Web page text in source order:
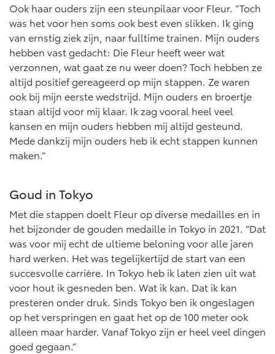
Ook haar ouders zijn een steunpilaar voor Fleur. “Toch
was het voor hen soms ook best even slikken. Ik ging
van ernstig ziek zijn, naar fulltime trainen. Mijn ouders
hebben vast gedacht: Die Fleur heeft weer wat
verzonnen, wat gaat ze nu weer doen? Toch hebben ze
altijd positief gereageerd op mijn stappen. Ze waren
ook bij mijn eerste wedstrijd. Mijn ouders en broertje
staan altijd voor mij klaar. Ik zag vooral heel veel
kansen en mijn ouders hebben mij altijd gesteund.
Mede dankzij mijn ouders heb ik echt stappen kunnen
maken.”
Goud in Tokyo
Met die stappen doelt Fleur op diverse medailles en in
het bijzonder de gouden medaille in Tokyo in 2021. “Dat
was voor mij echt de ultieme beloning voor alle jaren
hard werken. Het was tegelijkertijd de start van een
succesvolle carrière. In Tokyo heb ik laten zien uit wat
voor hout ik gesneden ben. Wat ik kan. Dat ik kan
presteren onder druk. Sinds Tokyo ben ik ongeslagen
op het verspringen en gaat het op de 100 meter ook
alleen maar harder. Vanaf Tokyo zijn er heel veel dingen
goed gegaan.”